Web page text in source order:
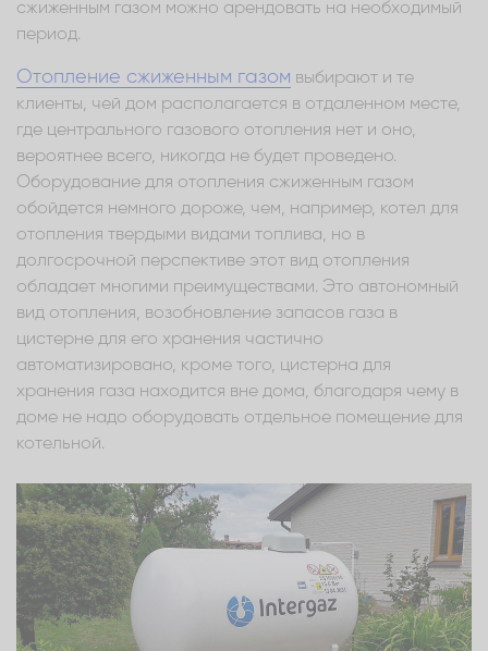
сжиженным газом можно арендовать на необходимый
период.
Отопление сжиженным газом выбирают и те
клиенты, чей дом располагается в отдаленном месте,
где центрального газового отопления нет и оно,
вероятнее всего, никогда не будет проведено.
Оборудование для отопления сжиженным газом
обойдется немного дороже, чем, например, котел для
отопления твердыми видами топлива, но в
долгосрочной перспективе этот вид отопления
обладает многими преимуществами. Это автономный
вид отопления, возобновление запасов газа в
цистерне для его хранения частично
автоматизировано, кроме того, цистерна для
хранения газа находится вне дома, благодаря чему в
доме не надо оборудовать отдельное помещение для
котельной.